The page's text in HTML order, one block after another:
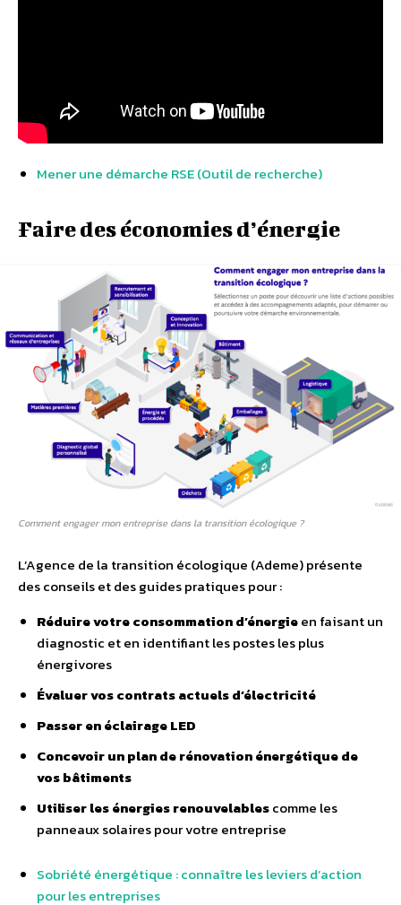
Mener une démarche RSE (Outil de recherche)
Faire des économies d’énergie
Comment engager mon entreprise dans la transition écologique ?
L’Agence de la transition écologique (Ademe) présente
des conseils et des guides pratiques pour :
Réduire votre consommation d’énergieen faisant un
diagnostic et en identifiant les postes les plus
énergivores
Évaluer vos contrats actuels d’électricité
Passer en éclairage LED
Concevoir un plan de rénovation énergétique de
vos bâtiments
Utiliser les énergies renouvelablescomme les
panneaux solaires pour votre entreprise
Sobriété énergétique : connaître les leviers d’action
pour les entreprises